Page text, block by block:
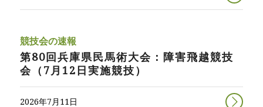
競技会の速報
第80回兵庫県民馬術大会：障害飛越競技
会（7月12日実施競技）
2026年7月11日